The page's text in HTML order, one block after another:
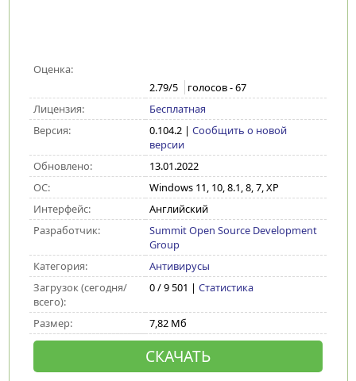
Оценка:
2.79/5 голосов -67
Лицензия:
Бесплатная
Версия:
0.104.2| Сообщить о новой
версии
Обновлено:
13.01.2022
ОС:
Windows 11, 10, 8.1, 8, 7, XP
Интерфейс:
Английский
Разработчик:
Summit Open Source Development
Group
Категория:
Антивирусы
Загрузок (сегодня/
всего):
0 / 9 501 | Статистика
Размер: 7,82 Мб
СКАЧАТЬ